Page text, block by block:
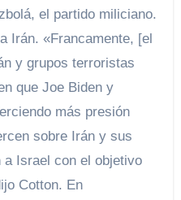
el partido miliciano.
Irán. «Francamente, [el
y grupos terroristas
que Joe Biden y
más presión
sobre Irán y sus
Israel con el objetivo
Cotton. En